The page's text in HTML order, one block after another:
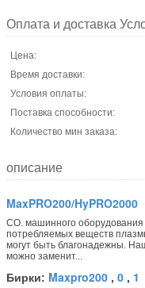
Оплата и доставка
Цена:
Время доставки:
Условия оплаты:
Поставка способности:
Количество мин заказа:
описание
MaxPRO200/HyPRO2000
CO. машинного
потребляемых веществ
могут быть благонадежны.
можно заменит...
Бирки: Maxpro200 , 0 , 1